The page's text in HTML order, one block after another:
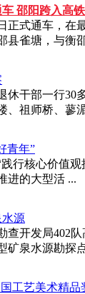
邵阳跨入高
正式通车，
县雀塘，与衡
休干部一行
、祖师桥、蓼
青年”
行核心价值
进的大型活 ...
源
查开发局402
矿泉水源勘探
工艺美术精品